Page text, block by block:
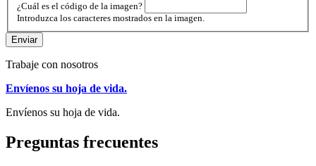
¿Cuál es el código de la imagen?
Introduzca los caracteres mostrados en la imagen.
Trabaje con nosotros
Envíenos su hoja de vida.
Envíenos su hoja de vida.
Preguntas frecuentes